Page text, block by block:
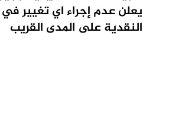
يعلن عدم إجراء اي تغيير
النقدية على المدى القريب